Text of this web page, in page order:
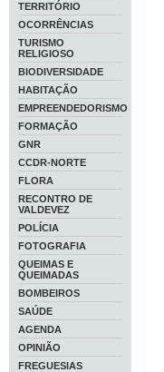
TERRITÓRIO
OCORRÊNCIAS
TURISMO
RELIGIOSO
BIODIVERSIDADE
HABITAÇÃO
EMPREENDEDORISMO
FORMAÇÃO
GNR
CCDR-NORTE
FLORA
RECONTRO DE
VALDEVEZ
POLÍCIA
FOTOGRAFIA
QUEIMAS E
QUEIMADAS
BOMBEIROS
SAÚDE
AGENDA
OPINIÃO
FREGUESIAS